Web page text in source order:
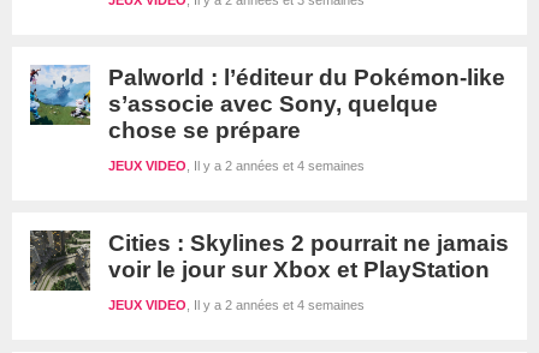
Palworld : l’éditeur du Pokémon-like
s’associe avec Sony, quelque
chose se prépare
Il y a 2 années et 4 semaines
JEUX VIDEO
Cities : Skylines 2 pourrait ne jamais
voir le jour sur Xbox et PlayStation
Il y a 2 années et 4 semaines
JEUX VIDEO